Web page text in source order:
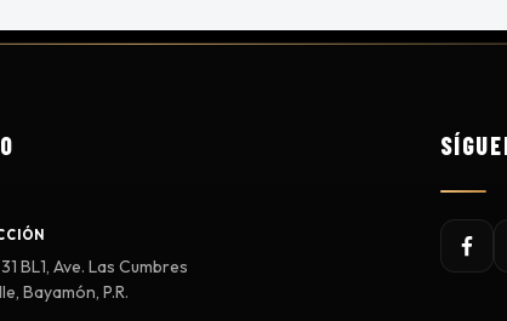
BL1, Ave. Las Cumbres
Bayamón, P.R.